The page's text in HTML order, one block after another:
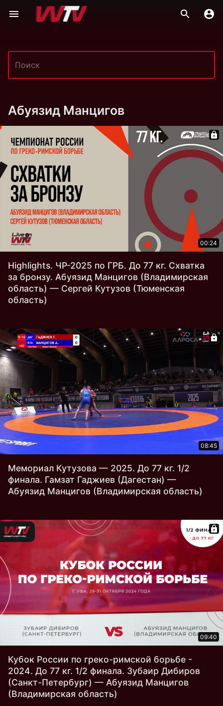
Абуязид Манцигов
00:24
Highlights. ЧР-2025 по ГРБ. До 77 кг. Схватка
за бронзу. Абуязид Манцигов (Владимирская
область) — Сергей Кутузов (Тюменская
область)
08:45
Мемориал Кутузова — 2025. До 77 кг. 1/2
финала. Гамзат Гаджиев (Дагестан) —
Абуязид Манцигов (Владимирская область)
09:40
Кубок России по греко-римской борьбе -
2024. До 77 кг. 1/2 финала. Зубаир Дибиров
(Санкт-Петербург) — Абуязид Манцигов
(Владимирская область)